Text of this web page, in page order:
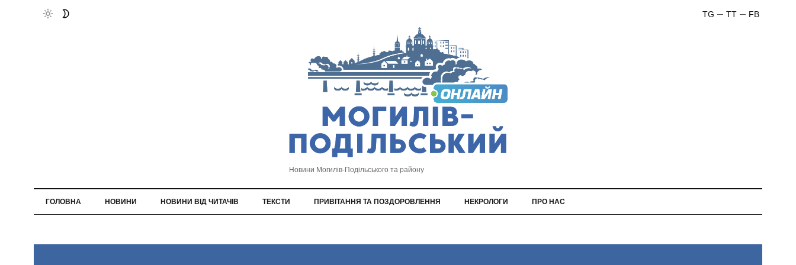
FB
TT
TG
Новини Могилів-Подільського та району
ГОЛОВНА НОВИНИ НОВИНИ ВІД ЧИТАЧІВ ТЕКСТИ ПРИВІТАННЯ ТА ПОЗДОРОВЛЕННЯ НЕКРОЛОГИ ПРО НАС